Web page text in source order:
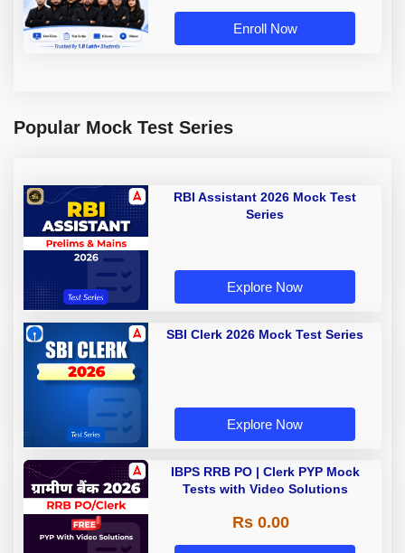
Enroll Now
Popular Mock Test Series
RBI Assistant 2026 Mock Test
Series
Explore Now
SBI Clerk 2026 Mock Test Series
Explore Now
IBPS RRB PO | Clerk PYP Mock
Tests with Video Solutions
Rs 0.00